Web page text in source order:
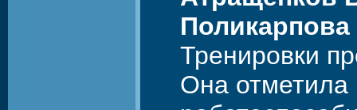
Тренировки
Она